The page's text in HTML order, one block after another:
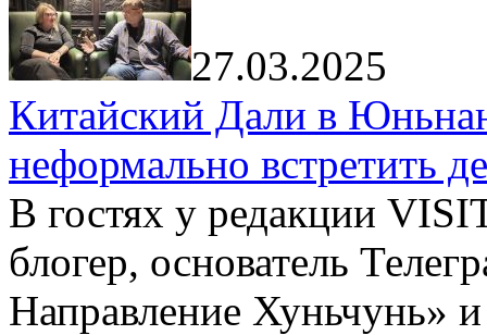
27.03.2025
Китайский Дали в
неформально встретить
В гостях у редакции
блогер, основатель
Направление Хуньчунь»